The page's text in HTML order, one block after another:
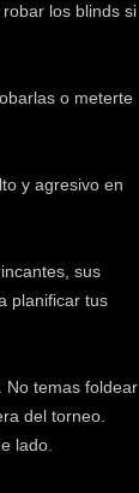
los blinds si
o meterte
y agresivo en
sus
planificar tus
No temas foldear
del torneo.
lado.